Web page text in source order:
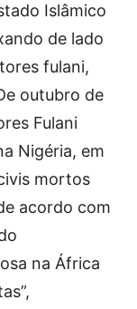
Islâmico
de lado
fulani,
outubro de
Fulani
Nigéria, em
mortos
acordo com
na África